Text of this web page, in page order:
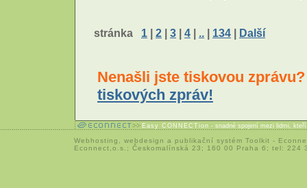
stránka 1 | 2 | 3 | 4 | .. | 134 | Další
Nenašli jste tiskovou
tiskových zpráv!
Easy CONNECTion - snadné spojení mezi lidmi,
Webhosting webdesign a publikační systém Toolkit -
Econnect,o.s.; Českomalínská 23; 160 00 Praha 6; tel: 224